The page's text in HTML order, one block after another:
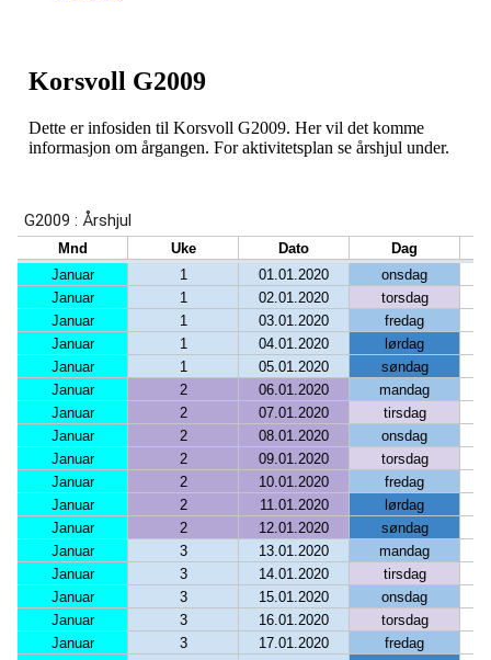
Korsvoll G2009
Dette er infosiden til Korsvoll G2009. Her vil det komme
informasjon om årgangen. For aktivitetsplan se årshjul under.